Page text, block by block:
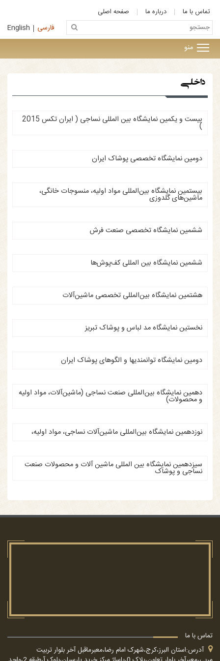
تماس با ما درباره ما
صفحه اصلی
English
فارسی
منو
داخلی
بیست و یکمین نمایشگاه بین المللی نساجی ( ایران تکس 2015
)
دومین نمایشگاه تخصصی پوشاک ایران
بیستمین نمایشگاه بین‌المللی مواد اولیه، منسوجات خانگی،
ماشین‌های گلدوزی
ششمین نمایشگاه تخصصی صنعت فرش
ششمین نمایشگاه بین المللی کف‌پوش‌ها
هشتمین نمایشگاه بین‌المللی تخصصی ماشین‌آلات
نخستین نمایشگاه مد لباس و پوشاک تبریز
دومین نمایشگاه توانمندیها و الگوهای پوشاک ایران
دهمین نمایشگاه بین‌المللی صنعت نساجی (ماشین‌آلات، مواد اولیه
و محصولات)
نوزدهمین نمایشگاه بین‌المللی ماشین‌آلات نساجی، مواد اولیه،
سیزدهمین نمایشگاه بین المللی ماشین آلات و محصولات صنعت
نساجی و پوشاک
تماس با ما
آدرس:استان البرز،کرج،شهرک امام رضا،معبرماقبل آخر بلوار تربیت